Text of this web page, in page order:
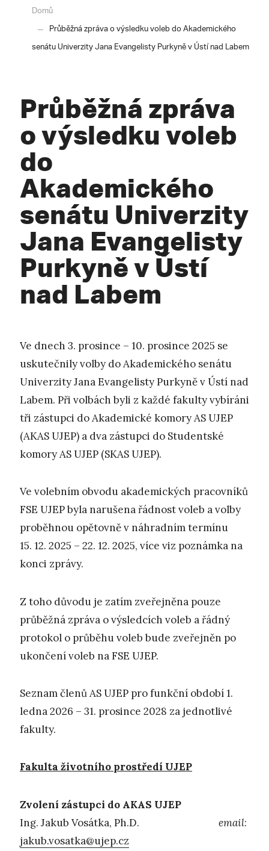
Domů
Průběžná zpráva o výsledku voleb do Akademického
senátu Univerzity Jana Evangelisty Purkyně v Ústí nad Labem
Průběžná zpráva
o výsledku voleb
do
Akademického
senátu Univerzity
Jana Evangelisty
Purkyně v Ústí
nad Labem
Ve dnech 3. prosince – 10. prosince 2025 se
uskutečnily volby do Akademického senátu
Univerzity Jana Evangelisty Purkyně v Ústí nad
Labem. Při volbách byli z každé fakulty vybíráni
tři zástupci do Akademické komory AS UJEP
(AKAS UJEP) a dva zástupci do Studentské
komory AS UJEP (SKAS UJEP).
Ve volebním obvodu akademických pracovníků
FSE UJEP byla narušena řádnost voleb a volby
proběhnou opětovně v náhradním termínu
15. 12. 2025 – 22. 12. 2025, více viz poznámka na
konci zprávy.
Z toho důvodu je zatím zveřejněna pouze
průběžná zpráva o výsledcích voleb a řádný
protokol o průběhu voleb bude zveřejněn po
ukončení voleb na FSE UJEP.
Seznam členů AS UJEP pro funkční období 1.
ledna 2026 – 31. prosince 2028 za jednotlivé
fakulty.
Fakulta životního prostředí UJEP
Zvolení zástupci do AKAS UJEP
Ing. Jakub Vosátka, Ph.D. email:
jakub.vosatka@ujep.cz